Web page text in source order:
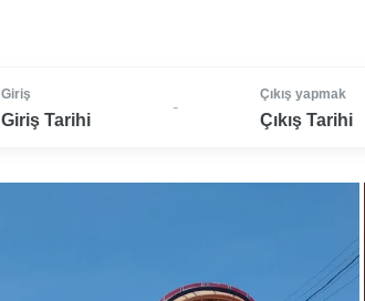
Giriş
Giriş Tarihi
-
Çıkış yapmak
Çıkış Tarihi